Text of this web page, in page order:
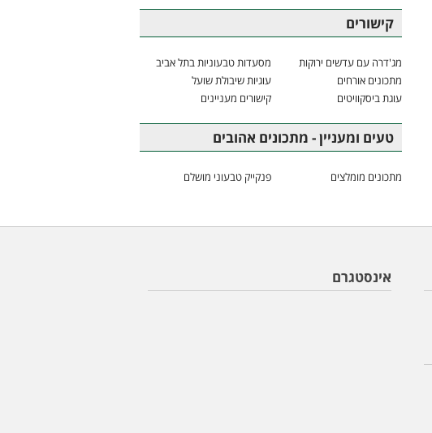
קישורים
מג'דרה עם עדשים ירוקות
מסעדות טבעוניות בתל אביב
מתכונים אורחים
עוגיות שיבולת שועל
עוגת ביסקוויטים
קישורים מעניינים
טעים ומעניין - מתכונים אהובים
מתכונים מומלצים פנקייק טבעוני מושלם
אינסטגרם